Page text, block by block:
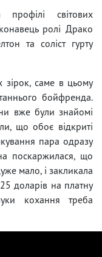
світових
ролі Драко
та соліст гурту
зірок, саме в цьому
бойфренда.
вже були знайомі
що обоє відкриті
пара одразу
поскаржилася, що
мало, і закликала
доларів на платну
кохання треба